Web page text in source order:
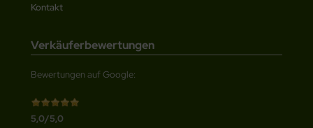
Kontakt
Verkäuferbewertungen
Bewertungen auf Google:
5,0/5,0